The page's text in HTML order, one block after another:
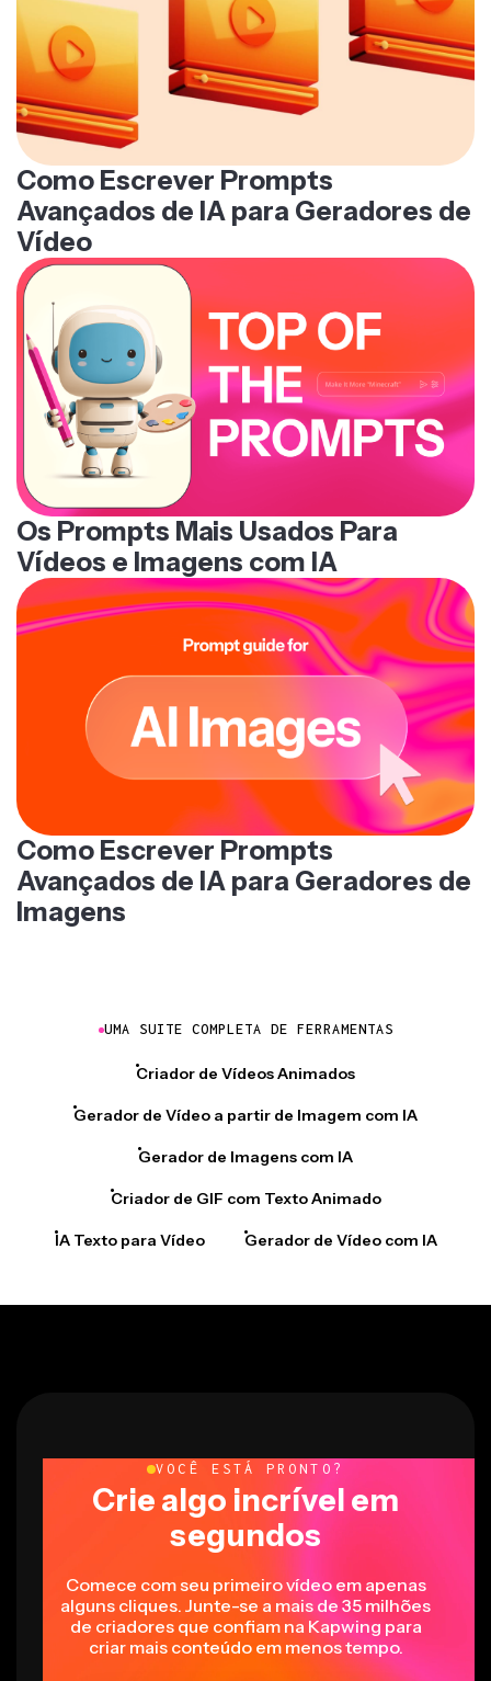
Como Escrever Prompts
Avançados de IA para Geradores de
Vídeo
Os Prompts Mais Usados Para
Vídeos e Imagens com IA
Como Escrever Prompts
Avançados de IA para Geradores de
Imagens
UMA SUITE COMPLETA DE FERRAMENTAS
Criador de Vídeos Animados
Gerador de Vídeo a partir de Imagem com IA
Gerador de Imagens com IA
Criador de GIF com Texto Animado
IA Texto para Vídeo Gerador de Vídeo com IA
VOCÊ ESTÁ PRONTO?
Crie algo incrível em
segundos
Comece com seu primeiro vídeo em apenas
alguns cliques. Junte-se a mais de 35 milhões
de criadores que confiam na Kapwing para
criar mais conteúdo em menos tempo.